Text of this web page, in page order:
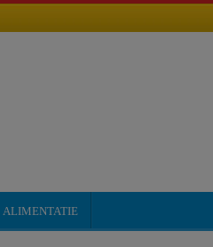
ALIMENTATIE